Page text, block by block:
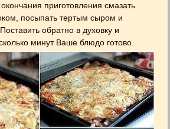
приготовления смазать
посыпать тертым сыром и
обратно в духовку и
минут Ваше блюдо готово.